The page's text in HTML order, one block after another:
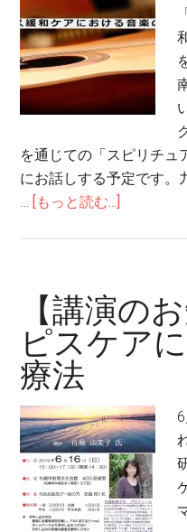
ト
を
開
し
す
を通じての「スピリチュ
にお話しする予定です。
… [もっと読む...]
知
ら
楽
の
力
【講演の
ピスケア
療法